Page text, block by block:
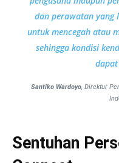
dan perawatan yang
untuk mencegah atau
sehingga kondisi
Santiko Wardoyo, Direktur
Sentuhan